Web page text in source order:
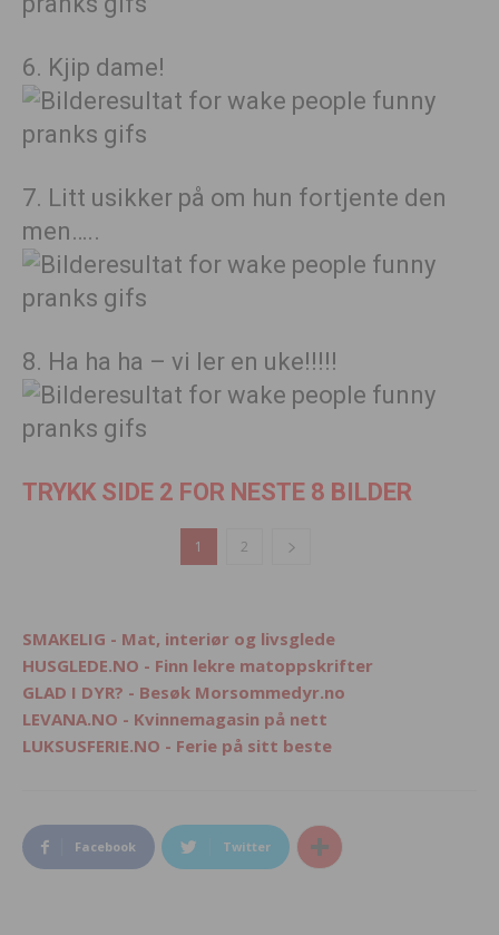
6. Kjip dame!
7. Litt usikker på om hun fortjente den
men…..
8. Ha ha ha – vi ler en uke!!!!!
TRYKK SIDE 2 FOR NESTE 8 BILDER
1 2
SMAKELIG - Mat, interiør og livsglede
HUSGLEDE.NO - Finn lekre matoppskrifter
GLAD I DYR? - Besøk Morsommedyr.no
LEVANA.NO - Kvinnemagasin på nett
LUKSUSFERIE.NO - Ferie på sitt beste
Facebook Twitter